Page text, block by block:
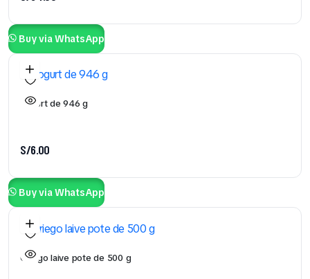
Buy via WhatsApp
Yogurt de 946 g
S/6.00
Buy via WhatsApp
Griego laive pote de 500 g